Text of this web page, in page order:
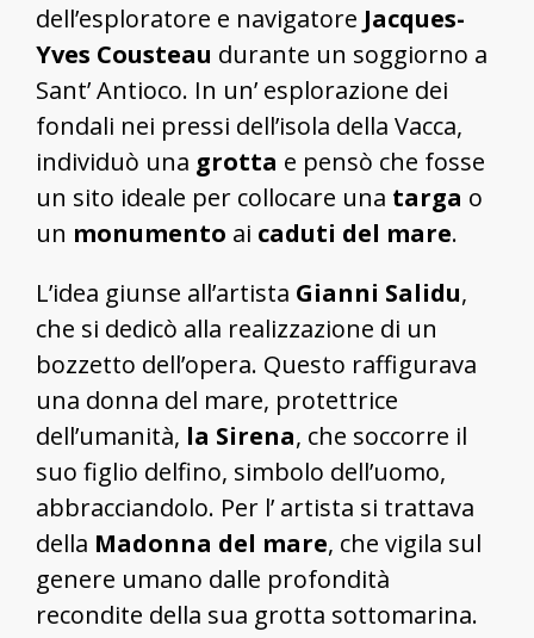
dell’esploratore e navigatore Jacques-
Yves Cousteau durante un soggiorno a
Sant’ Antioco. In un’ esplorazione dei
fondali nei pressi dell’isola della Vacca,
individuò una grotta e pensò che fosse
un sito ideale per collocare una targa o
un monumento ai caduti del mare.
L’idea giunse all’artista Gianni Salidu,
che si dedicò alla realizzazione di un
bozzetto dell’opera. Questo raffigurava
una donna del mare, protettrice
dell’umanità, la Sirena, che soccorre il
suo figlio delfino, simbolo dell’uomo,
abbracciandolo. Per l’ artista si trattava
della Madonna del mare, che vigila sul
genere umano dalle profondità
recondite della sua grotta sottomarina.